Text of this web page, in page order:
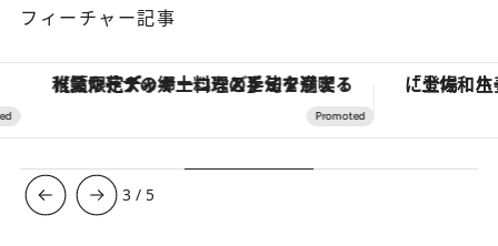
フィーチャー記事
【夏限定ディナーコース】旬を迎える稚鮎や花ズッキーニなどをイタリア・トスカーナの郷土料理の手法で満喫！
3 / 5